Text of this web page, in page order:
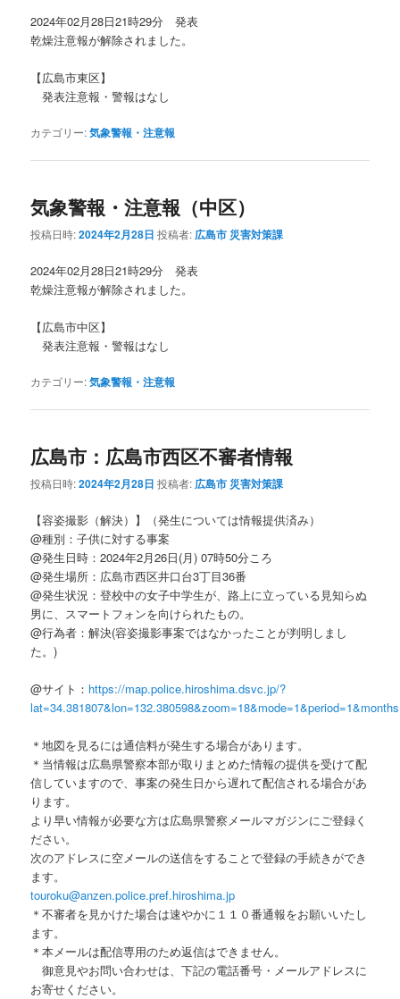
2024年02月28日21時29分 発表
乾燥注意報が解除されました。
【広島市東区】
発表注意報・警報はなし
カテゴリー:気象警報・注意報
気象警報・注意報（中区）
投稿日時:2024年2月28日 投稿者: 広島市 災害対策課
2024年02月28日21時29分 発表
乾燥注意報が解除されました。
【広島市中区】
発表注意報・警報はなし
カテゴリー:気象警報・注意報
広島市：広島市西区不審者情報
投稿日時:2024年2月28日 投稿者: 広島市 災害対策課
【容姿撮影（解決）】（発生については情報提供済み）
@種別：子供に対する事案
@発生日時：2024年2月26日(月) 07時50分ころ
@発生場所：広島市西区井口台3丁目36番
@発生状況：登校中の女子中学生が、路上に立っている見知らぬ
男に、スマートフォンを向けられたもの。
@行為者：解決(容姿撮影事案ではなかったことが判明しまし
た。)
@サイト： https://map.police.hiroshima.dsvc.jp/?
＊地図を見るには通信料が発生する場合があります。
＊当情報は広島県警察本部が取りまとめた情報の提供を受けて配
信していますので、事案の発生日から遅れて配信される場合があ
ります。
より早い情報が必要な方は広島県警察メールマガジンにご登録く
ださい。
次のアドレスに空メールの送信をすることで登録の手続きができ
ます。
touroku@anzen.police.pref.hiroshima.jp
＊不審者を見かけた場合は速やかに１１０番通報をお願いいたし
ます。
＊本メールは配信専用のため返信はできません。
御意見やお問い合わせは、下記の電話番号・メールアドレスに
お寄せください。